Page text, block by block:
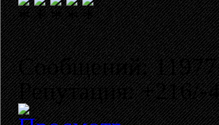
Сообщений: 11977
Репутация: +216/-